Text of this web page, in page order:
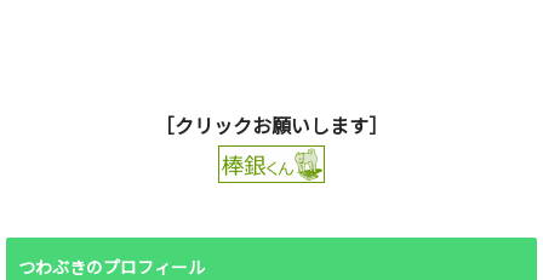
［クリックお願いします］
つわぶきのプロフィール